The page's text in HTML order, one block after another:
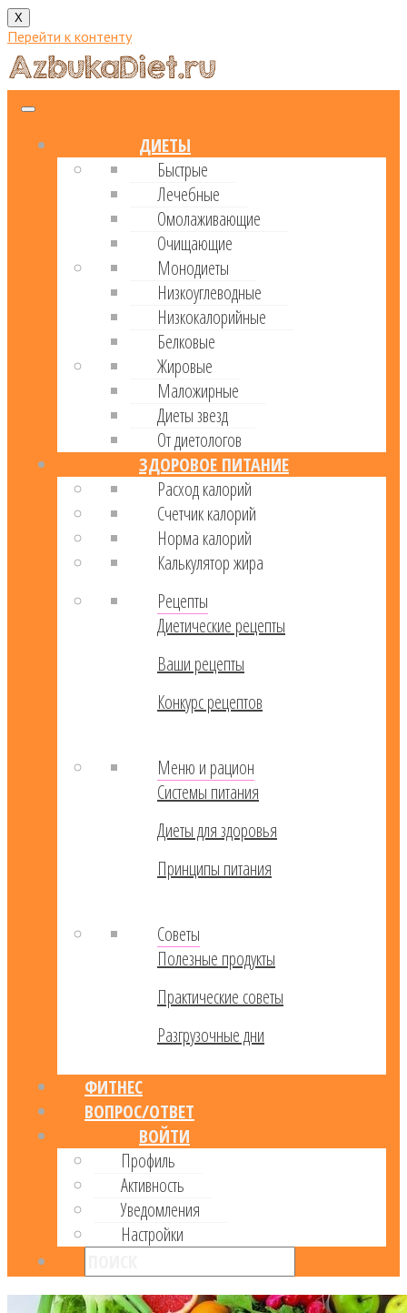
X
Перейти к контенту
ДИЕТЫ
Быстрые
Лечебные
Омолаживающие
Очищающие
Монодиеты
Низкоуглеводные
Низкокалорийные
Белковые
Жировые
Маложирные
Диеты звезд
От диетологов
ЗДОРОВОЕ ПИТАНИЕ
Расход калорий
Cчетчик калорий
Норма калорий
Калькулятор жира
Рецепты
Диетические рецепты
Ваши рецепты
Конкурс рецептов
Меню и рацион
Системы питания
Диеты для здоровья
Принципы питания
Советы
Полезные продукты
Практические советы
Разгрузочные дни
ФИТНЕС
ВОПРОС/ОТВЕТ
ВОЙТИ
Профиль
Активность
Уведомления
Настройки